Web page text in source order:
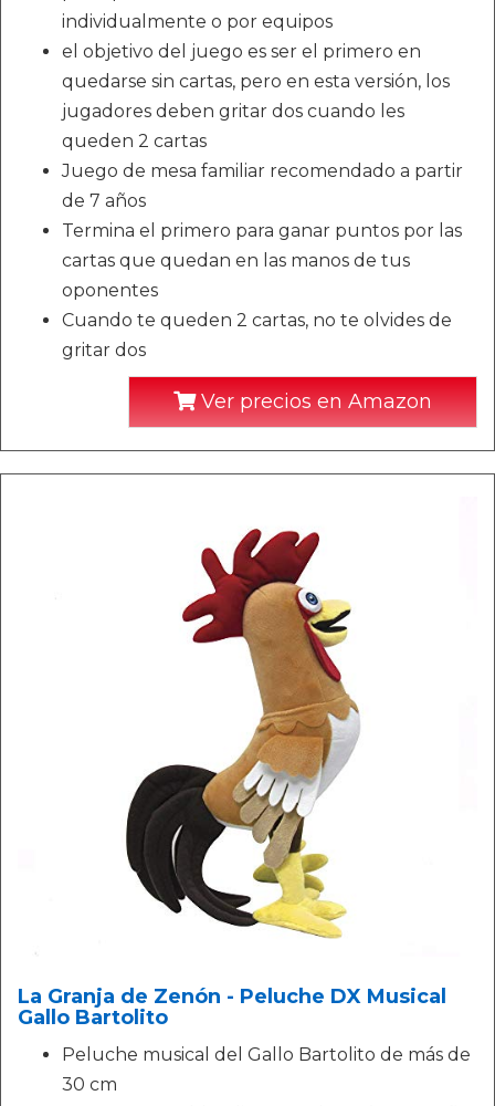
individualmente o por equipos
el objetivo del juego es ser el primero en
quedarse sin cartas, pero en esta versión, los
jugadores deben gritar dos cuando les
queden 2 cartas
Juego de mesa familiar recomendado a partir
de 7 años
Termina el primero para ganar puntos por las
cartas que quedan en las manos de tus
oponentes
Cuando te queden 2 cartas, no te olvides de
gritar dos
Ver precios en Amazon
La Granja de Zenón - Peluche DX Musical
Gallo Bartolito
Peluche musical del Gallo Bartolito de más de
30 cm